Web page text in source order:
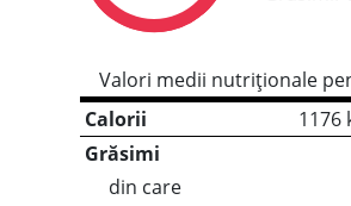
Valori medii nutriționale
Calorii
1176
Grăsimi
din care